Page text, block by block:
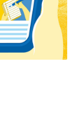
殺蟲劑「得克
發炎，過量攝